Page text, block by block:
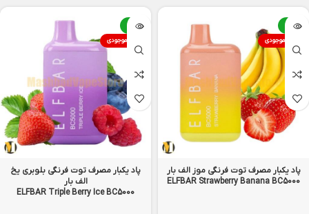
-8%
اتمام موجودی
پاد یکبار مصرف توت فرنگی موز الف بار
ELFBAR Strawberry Banana BC5000
-8%
اتمام موجودی
پاد یکبار مصرف توت فرنگی بلوبری یخ
الف بار
ELFBAR Triple Berry Ice BC5000